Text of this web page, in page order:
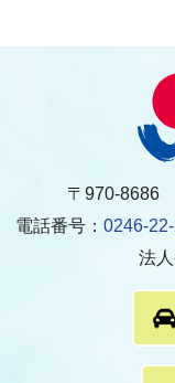
〒970-8686
電話番号： 0246-
法